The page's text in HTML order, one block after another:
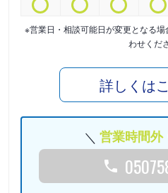
※営業日・相談可能日が変更となる
わせくだ
詳しくは
営業時間外